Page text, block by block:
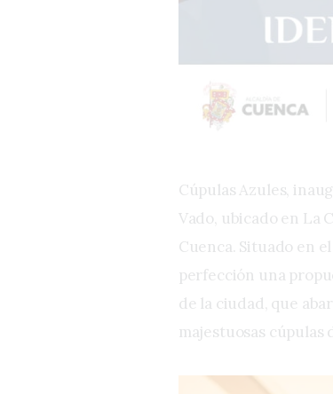
Cúpulas Azules,
Vado, ubicado en La
Cuenca. Situado en
perfección una
de la ciudad, que
majestuosas cúpulas